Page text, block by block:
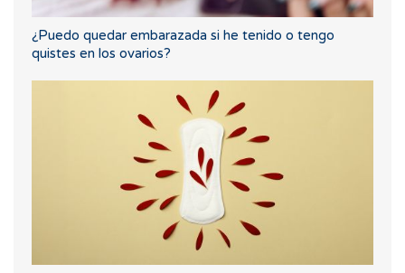
¿Puedo quedar embarazada si he tenido o tengo
quistes en los ovarios?